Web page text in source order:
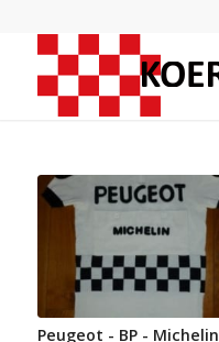
Peugeot - BP - Michelin